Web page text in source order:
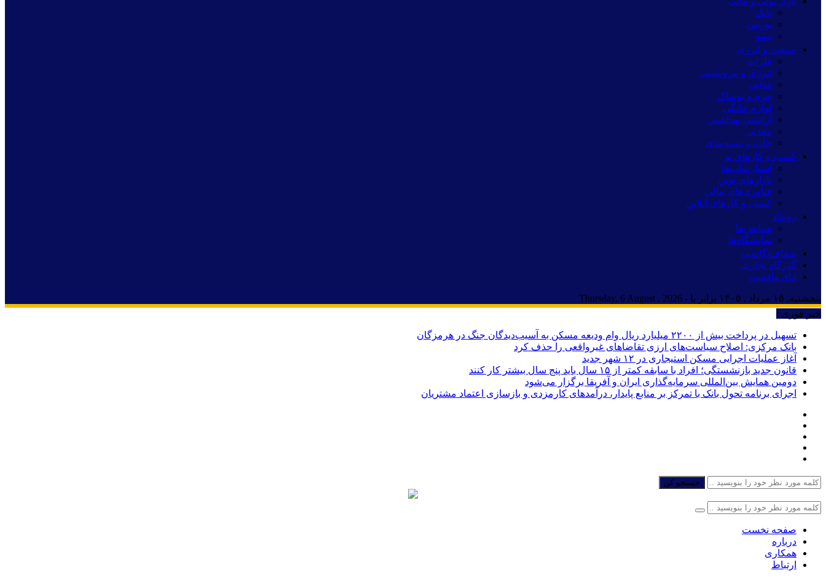
بانک
بورس
بیمه
صنعت و انرژی
فلزات
انرژی و پتروشیمی
غذایی
چرم و پوشاک
لوازم خانگی
آرایشی بهداشتی
معدنی
چاپ و بسته‌بندی
کسب و کارهای نو
استارت‌آپ‌ها
بازارهای نوین
فناوری‌های مالی
کسب و کارهای آنلاین
رویداد
همایش‌ها
نمایشگاه‌ها
شفاف‌نگاشت
گذرگاه تجارت
اتاق واقعیت
پنجشنبه, ۱۵ مرداد , ۱۴۰۵ برابر با - Thursday, 6 August , 2026
خبر فوری :
تسهیل در پرداخت بیش از ۲۲۰۰ میلیارد ریال وام ودیعه مسکن به آسیب‌دیدگان جنگ در هرمزگان
بانک مرکزی: اصلاح سیاست‌های ارزی تقاضاهای غیرواقعی را حذف کرد
آغاز عملیات اجرایی مسکن استیجاری در ۱۲ شهر جدید
قانون جدید بازنشستگی؛ افراد با سابقه کمتر از ۱۵ سال باید پنج سال بیشتر کار کنند
دومین همایش بین‌المللی سرمایه‌گذاری ایران و آفریقا برگزار می‌شود
اجرای برنامه تحول بانک با تمرکز بر منابع پایدار، درآمدهای کارمزدی و بازسازی اعتماد مشتریان
جستجو کن
صفحه نخست
درباره
همکاری
ارتباط